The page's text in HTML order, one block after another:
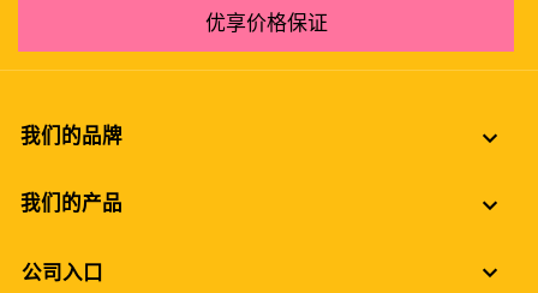
优享价格保证
我们的品牌
我们的产品
公司入口